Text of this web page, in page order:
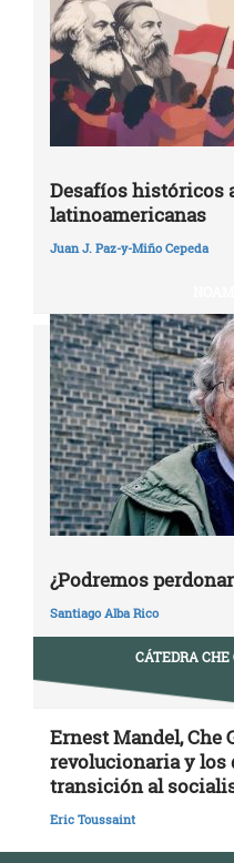
Desafíos históricos
latinoamericanas
Juan J. Paz-y-Miño Cepeda
¿Podremos
Santiago Alba Rico
CÁTEDRA
Ernest Mandel, Che
revolucionaria y los
transición al
Eric Toussaint